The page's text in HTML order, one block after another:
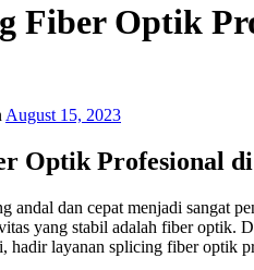
Fiber Optik
August 15, 2023
Optik Profesional
andal dan cepat menjadi sangat
yang stabil adalah fiber optik.
hadir layanan splicing fiber optik